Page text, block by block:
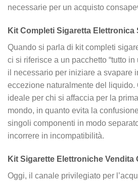
necessarie per un acquisto
Kit Completi Sigaretta Elettronica
Quando si parla di kit completi
ci si riferisce a un pacchetto “tutto in
il necessario per iniziare a svapare
eccezione naturalmente del liquido.
ideale per chi si affaccia per la
mondo, in quanto evita la
singoli componenti in modo
incorrere in incompatibilità.
Kit Sigarette Elettroniche Vendita
Oggi, il canale privilegiato per